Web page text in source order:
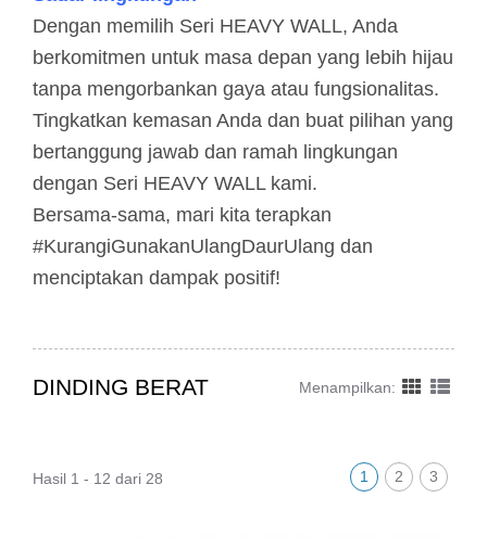
Dengan memilih Seri HEAVY WALL, Anda
berkomitmen untuk masa depan yang lebih hijau
tanpa mengorbankan gaya atau fungsionalitas.
Tingkatkan kemasan Anda dan buat pilihan yang
bertanggung jawab dan ramah lingkungan
dengan Seri HEAVY WALL kami.
Bersama-sama, mari kita terapkan
#KurangiGunakanUlangDaurUlang dan
menciptakan dampak positif!
DINDING BERAT Menampilkan:
Hasil 1 - 12 dari 28 1 2 3